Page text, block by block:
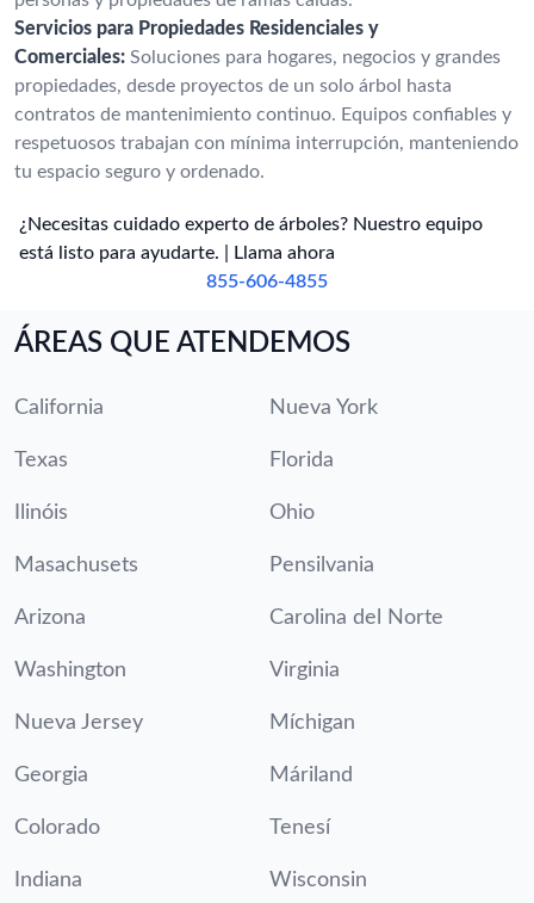
Servicios para Propiedades Residenciales y
Comerciales: Soluciones para hogares, negocios y grandes
propiedades, desde proyectos de un solo árbol hasta
contratos de mantenimiento continuo. Equipos confiables y
respetuosos trabajan con mínima interrupción, manteniendo
tu espacio seguro y ordenado.
¿Necesitas cuidado experto de árboles? Nuestro equipo
está listo para ayudarte. | Llama ahora
855-606-4855
ÁREAS QUE ATENDEMOS
California Nueva York
Texas Florida
Ilinóis Ohio
Masachusets Pensilvania
Arizona Carolina del Norte
Washington Virginia
Nueva Jersey Míchigan
Georgia Máriland
Colorado Tenesí
Indiana Wisconsin